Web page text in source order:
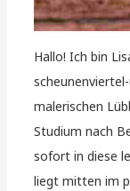
Hallo! Ich bin
malerischen
Studium nach
sofort in diese
liegt mitten im